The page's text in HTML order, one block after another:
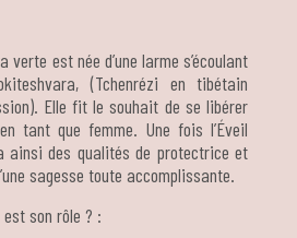
est née d’une larme s’écoulant
(Tchenrézi en tibétain
Elle fit le souhait de se libérer
tant que femme. Une fois l’Éveil
ainsi des qualités de protectrice et
sagesse toute accomplissante.
est son rôle ? :